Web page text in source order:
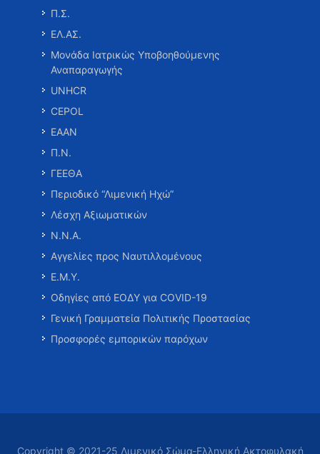
Π.Σ.
ΕΛ.ΑΣ.
Μονάδα Ιατρικώς Υποβοηθούμενης
Αναπαραγωγής
UNHCR
CEPOL
ΕΑΑΝ
Π.Ν.
ΓΕΕΘΑ
Περιοδικό “Λιμενική Ηχώ”
Λέσχη Αξιωματικών
Ν.Ν.Α.
Αγγελίες προς Ναυτιλλομένους
Ε.Μ.Υ.
Οδηγίες από ΕΟΔΥ για COVID-19
Γενική Γραμματεία Πολιτικής Προστασίας
Προσφορές εμπορικών παρόχων
Copyright © 2021-25 Λιμενικό Σώμα-Ελληνική Ακτοφυλακή